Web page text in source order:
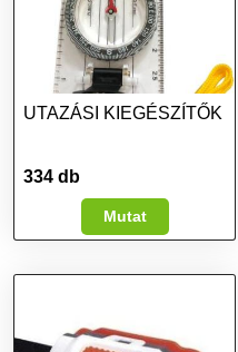
UTAZÁSI KIEGÉSZÍTŐK
334 db
Mutat